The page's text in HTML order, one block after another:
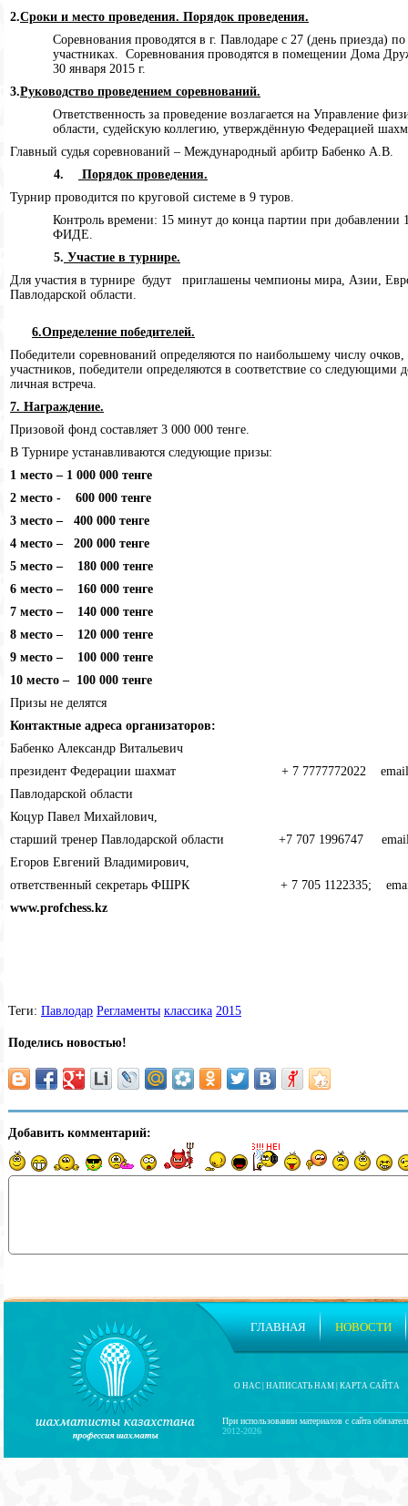
2.Сроки и место проведения. Порядок проведения.
Соревнования проводятся в г. Павлодаре с 27 (день приезда)
участниках. Соревнования проводятся в помещении Дома
30 января 2015 г.
3.Руководство проведением соревнований.
Ответственность за проведение возлагается на Управление
области, судейскую коллегию, утверждённую Федерацией
Главный судья соревнований – Международный арбитр Бабенко А.В.
4.
Порядок проведения.
Турнир проводится по круговой системе в 9 туров.
Контроль времени: 15 минут до конца партии при добавлении
ФИДЕ.
5. Участие в турнире.
Для участия в турнире будут приглашены чемпионы мира, Азии,
Павлодарской области.
6.Определение победителей.
Победители соревнований определяются по наибольшему числу
участников, победители определяются в соответствие со
личная встреча.
7. Награждение.
Призовой фонд составляет 3 000 000 тенге.
В Турнире устанавливаются следующие призы:
1 место – 1 000 000 тенге
2 место - 600 000 тенге
3 место – 400 000 тенге
4 место – 200 000 тенге
5 место – 180 000 тенге
6 место – 160 000 тенге
7 место – 140 000 тенге
8 место – 120 000 тенге
9 место – 100 000 тенге
10 место – 100 000 тенге
Призы не делятся
Контактные адреса организаторов:
Бабенко Александр Витальевич
президент Федерации шахмат + 7 7777772022 email:
Павлодарской области
Коцур Павел Михайлович,
старший тренер Павлодарской области +7 707 1996747
Егоров Евгений Владимирович,
ответственный секретарь ФШРК + 7 705 1122335;
www.profchess.kz
Теги: Павлодар Регламенты классика 2015
Поделись новостью!
Добавить комментарий:
При использовании материалов с сайта
2012-2026
О НАС НАПИСАТЬ НАМ КАРТА САЙТА
ГЛАВНАЯ НОВОСТИ